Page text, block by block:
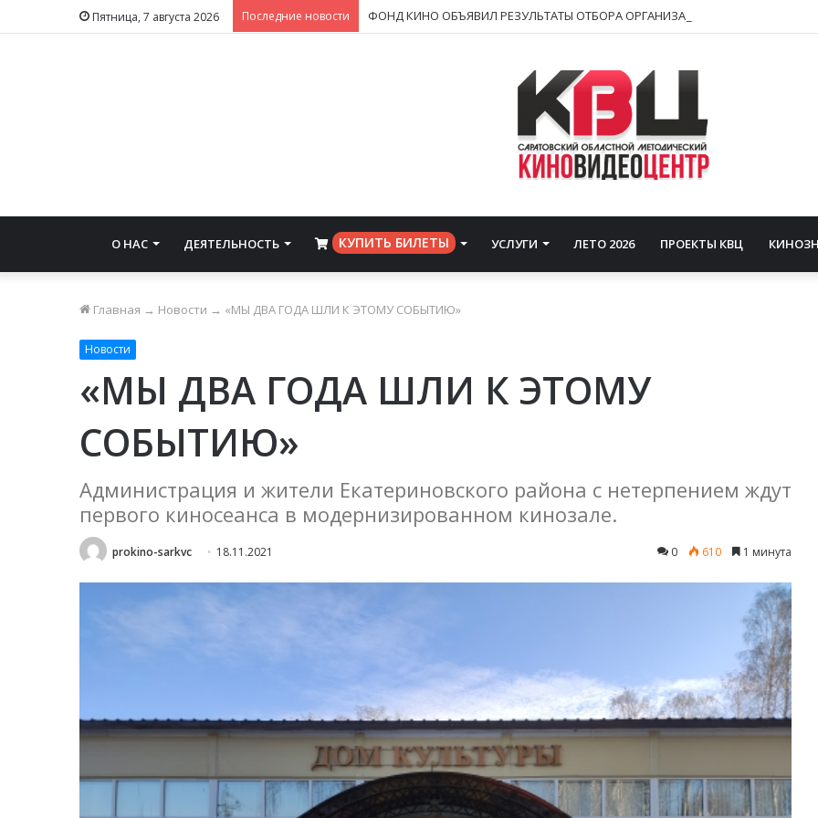
Пятница, 7 августа 2026 Последние новости
О НАС ДЕЯТЕЛЬНОСТЬ ⠀КУПИТЬ БИЛЕТЫ УСЛУГИ ЛЕТО 2026 ПРОЕКТЫ КВЦ
Главная → Новости → «МЫ ДВА ГОДА ШЛИ К ЭТОМУ СОБЫТИЮ»
Новости
«МЫ ДВА ГОДА ШЛИ К ЭТОМУ
СОБЫТИЮ»
Администрация и жители Екатериновского района с нетерпением ждут
первого киносеанса в модернизированном кинозале.
prokino-sarkvc 18.11.2021 0 610 1 минута